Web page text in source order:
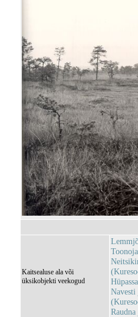
Kaitsealuse ala või
üksikobjekti veekogud